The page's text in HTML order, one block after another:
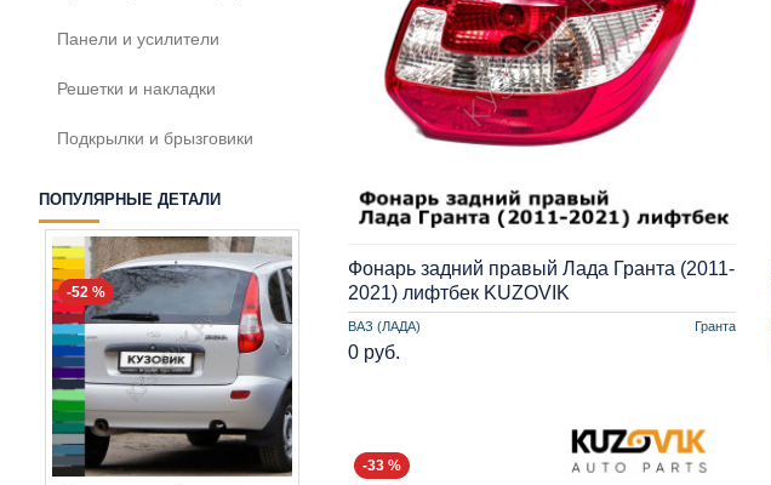
Панели и усилители
Решетки и накладки
Подкрылки и брызговики
ПОПУЛЯРНЫЕ ДЕТАЛИ
-52 %
ВАЗ (ЛАДА) Гранта
Фонарь задний правый Лада Гранта (2011-
2021) лифтбек KUZOVIK
0 руб.
-33 %